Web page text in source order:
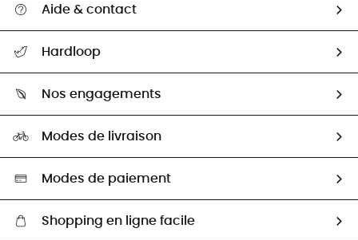
Aide & contact
Guide des tailles
Seconde Main
Aide & Contact
Hardloop
HardGuides
Nos engagements
Sélection éco-responsable
Modes de livraison
Modes de paiement
Shopping en ligne facile